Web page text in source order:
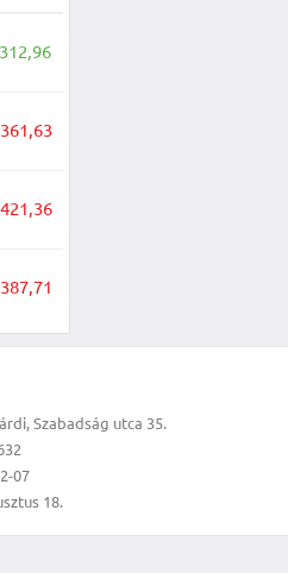
312,96
361,63
421,36
387,71
Szabadság utca 35.
07
18.